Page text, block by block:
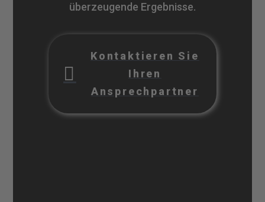
überzeugende Ergebnisse.
Kontaktieren Sie
Ihren
Ansprechpartner